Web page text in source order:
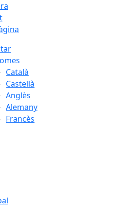
Català
Castellà
Anglès
Alemany
Francès